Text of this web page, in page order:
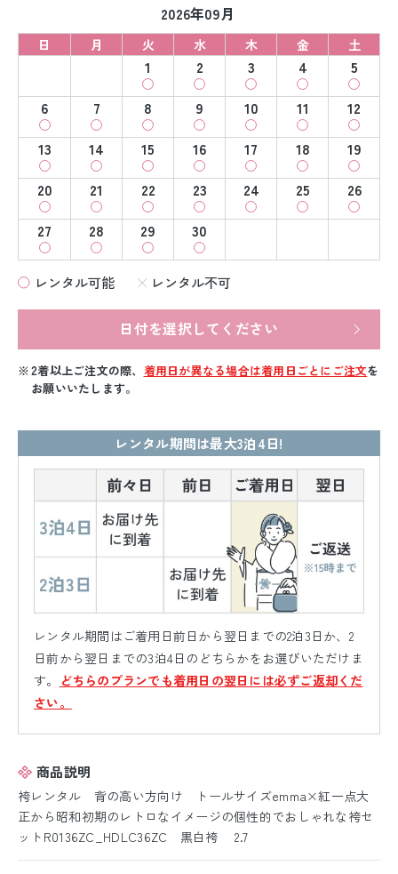
2026年09月
日 月 火 水 木 金 土
1 2 3 4
5
6
7 8 9 10 11
12
13
14 15 16 17 18
19
20
21 22 23 24 25
26
27
28 29 30
レンタル可能 レンタル不可
日付を選択してください
2着以上ご注文の際、 着用日が異なる場合は着用日ごとにご注文を
お願いいたします。
レンタル期間は最大3泊4日!
レンタル期間はご着用日前日から翌日までの2泊3日か、2
日前から翌日までの3泊4日のどちらかをお選びいただけま
す。
どちらのプランでも着用日の翌日には必ずご返却くだ
さい。
商品説明
袴レンタル 背の高い方向け トールサイズemma×紅一点大
正から昭和初期のレトロなイメージの個性的でおしゃれな袴セ
ットR0136ZC_HDLC36ZC 黒白袴 2.7